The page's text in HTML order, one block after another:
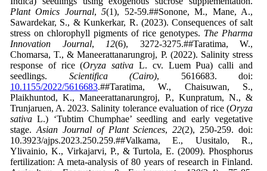
Plant Omics Journal,5(1), 52-59.##Sonone, M., Mane, A.,
Sawardekar, S., & Kunkerkar, R. (2023). Consequences of salt
stress on chlorophyll pigments of rice genotypes. The Pharma
Innovation Journal, 12(6), 3272-3275.##Taratima, W.,
Chomarsa, T., & Maneerattanarungroj, P. (2022). Salinity stress
response of rice (Oryza sativa L. cv. Luem Pua) calli and
seedlings. Scientifica (Cairo), 5616683. doi:
10.1155/2022/5616683.##Taratima, W., Chaisuwan, S.,
Plaikhuntod, K., Maneerattanarungroj, P., Kunpratum, N., &
Trunjaruen, A. 2023. Salinity tolerance evaluation of rice (Oryza
sativaL.) ‘Tubtim Chumphae’ seedling and early vegetative
stage. Asian Journal of Plant Sciences,22(2), 250-259. doi:
10.3923/ajps.2023.250.259.##Valkama, E., Uusitalo, R.,
Ylivainio, K., Virkajarvi, P., & Turtola, E. (2009). Phosphorus
fertilization: A meta-analysis of 80 years of research in Finland.